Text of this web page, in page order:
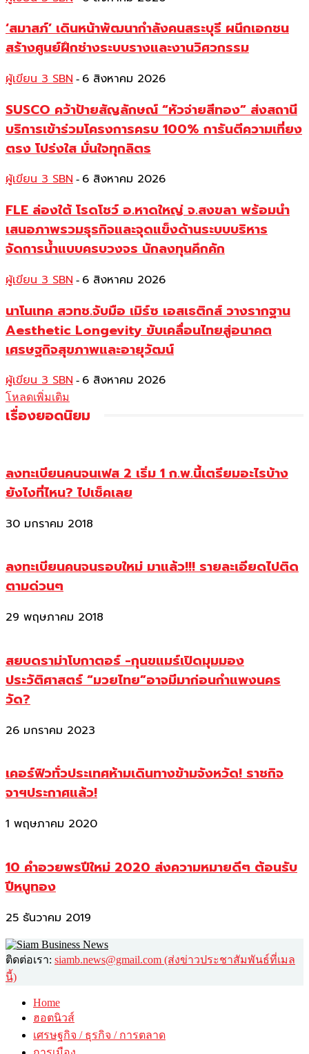
‘สมาสภ์’ เดินหน้าพัฒนากำลังคนสระบุรี ผนึกเอกชน
สร้างศูนย์ฝึกช่างระบบรางและงานวิศวกรรม
ผู้เขียน 3 SBN - 6 สิงหาคม 2026
SUSCO คว้าป้ายสัญลักษณ์ “หัวจ่ายสีทอง” ส่งสถานี
บริการเข้าร่วมโครงการครบ 100% การันตีความเที่ยง
ตรง โปร่งใส มั่นใจทุกลิตร
ผู้เขียน 3 SBN - 6 สิงหาคม 2026
FLE ล่องใต้ โรดโชว์ อ.หาดใหญ่ จ.สงขลา พร้อมนำ
เสนอภาพรวมธุรกิจและจุดแข็งด้านระบบบริหาร
จัดการน้ำแบบครบวงจร นักลงทุนคึกคัก
ผู้เขียน 3 SBN - 6 สิงหาคม 2026
นาโนเทค สวทช.จับมือ เมิร์ซ เอสเธติกส์ วางรากฐาน
Aesthetic Longevity ขับเคลื่อนไทยสู่อนาคต
เศรษฐกิจสุขภาพและอายุวัฒน์
ผู้เขียน 3 SBN - 6 สิงหาคม 2026
โหลดเพิ่มเติม
เรื่องยอดนิยม
ลงทะเบียนคนจนเฟส 2 เริ่ม 1 ก.พ.นี้เตรียมอะไรบ้าง
ยังไงที่ไหน? ไปเช็คเลย
30 มกราคม 2018
ลงทะเบียนคนจนรอบใหม่ มาแล้ว!!! รายละเอียดไปติด
ตามด่วนๆ
29 พฤษภาคม 2018
สยบดราม่าโบกาตอร์ -กุนขแมร์เปิดมุมมอง
ประวัติศาสตร์ “มวยไทย”อาจมีมาก่อนกำแพงนคร
วัด?
26 มกราคม 2023
เคอร์ฟิวทั่วประเทศห้ามเดินทางข้ามจังหวัด! ราชกิจ
จาฯประกาศแล้ว!
1 พฤษภาคม 2020
10 คำอวยพรปีใหม่ 2020 ส่งความหมายดีๆ ต้อนรับ
ปีหนูทอง
25 ธันวาคม 2019
ติดต่อเรา: siamb.news@gmail.com (ส่งข่าวประชาสัมพันธ์ที่เมล
นี้)
Home
ฮอตนิวส์
เศรษฐกิจ / ธุรกิจ / การตลาด